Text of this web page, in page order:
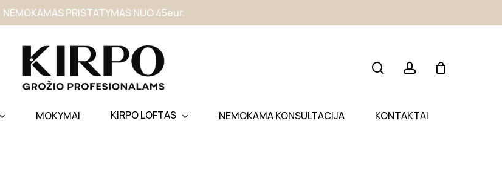
NEMOKAMAS PRISTATYMAS NUO 45eur.
MOKYMAI KIRPO LOFTAS NEMOKAMA KONSULTACIJA KONTAKTAI